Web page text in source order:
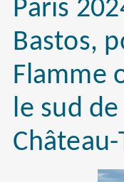
Paris
Bastos,
Flamme
le sud de